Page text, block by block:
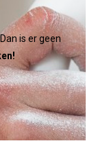
is er geen